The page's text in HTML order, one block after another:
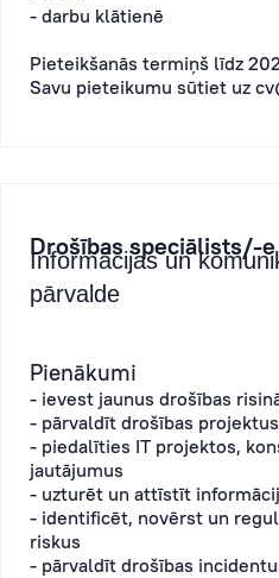
- darbu klātienē
Pieteikšanās termiņš līdz
Savu pieteikumu sūtiet uz
Drošības speciālists/-e
Informācijas un
pārvalde
Pienākumi
- ievest jaunus drošības
- pārvaldīt drošības projektus
- piedalīties IT projektos,
jautājumus
- uzturēt un attīstīt
- identificēt, novērst un
riskus
- pārvaldīt drošības